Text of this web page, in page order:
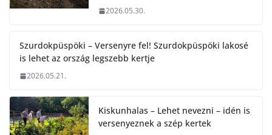
2026.05.30.
Szurdokpüspöki – Versenyre fel! Szurdokpüspöki lakosé
is lehet az ország legszebb kertje
2026.05.21.
Kiskunhalas – Lehet nevezni – idén is
versenyeznek a szép kertek